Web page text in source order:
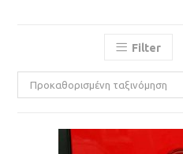
Filter
Προκαθορισμένη ταξινόμηση